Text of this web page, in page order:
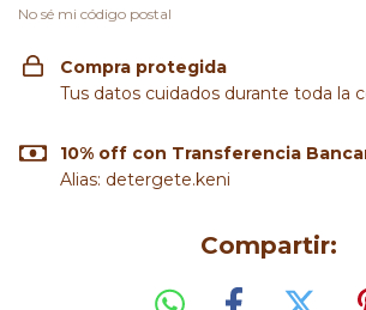
No sé mi código postal
Compra protegida
Tus datos cuidados durante toda la
10% off con Transferencia
Alias: detergete.keni
Compartir: